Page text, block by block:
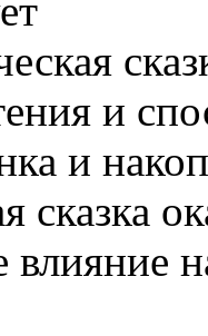
и
и
сказка
влияние